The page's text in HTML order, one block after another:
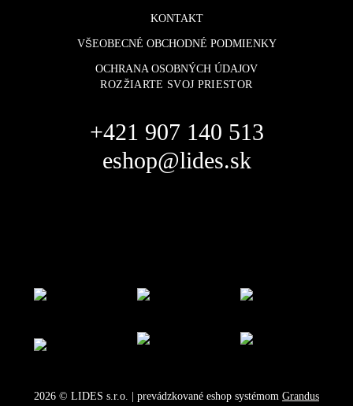
KONTAKT
VŠEOBECNÉ OBCHODNÉ PODMIENKY
OCHRANA OSOBNÝCH ÚDAJOV
ROZŽIARTE SVOJ PRIESTOR
+421 907 140 513
eshop@lides.sk
2026 © LIDES s.r.o. | prevádzkované eshop systémom Grandus